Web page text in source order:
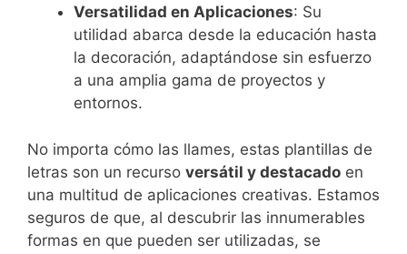
Versatilidad en Aplicaciones: Su
utilidad abarca desde la educación hasta
la decoración, adaptándose sin esfuerzo
a una amplia gama de proyectos y
entornos.
No importa cómo las llames, estas plantillas de
letras son un recurso versátil y destacado en
una multitud de aplicaciones creativas. Estamos
seguros de que, al descubrir las innumerables
formas en que pueden ser utilizadas, se